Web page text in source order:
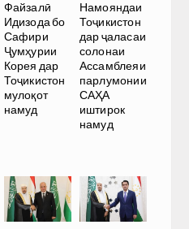
Файзалӣ
Идизода бо
Сафири
Ҷумҳурии
Корея дар
Тоҷикистон
мулоқот
намуд
Намояндаи
Тоҷикистон
дар ҷаласаи
солонаи
Ассамблеяи
парлумонии
САҲА
иштирок
намуд